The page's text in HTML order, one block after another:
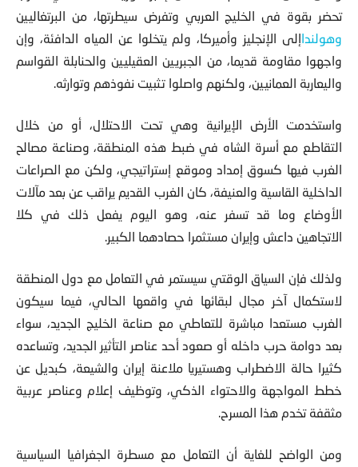
تحضر بقوة في الخليج العربي وتفرض سيطرتها، من البرتغاليين
وهولنداإلى الإنجليز وأميركا، ولم يتخلوا عن المياه الدافئة، وإن
واجهوا مقاومة قديما، من الجبريين العقيليين والحنابلة القواسم
واليعاربة العمانيين، ولكنهم واصلوا تثبيت نفوذهم وتوارثه.
واستخدمت الأرض الإيرانية وهي تحت الاحتلال، أو من خلال
التقاطع مع أسرة الشاه في ضبط هذه المنطقة، وصناعة مصالح
الغرب فيها كسوق إمداد وموقع إستراتيجي، ولكن مع الصراعات
الداخلية القاسية والعنيفة، كان الغرب القديم يراقب عن بعد مآلات
الأوضاع وما قد تسفر عنه، وهو اليوم يفعل ذلك في كلا
الاتجاهين داعش وإيران مستثمرا حصادهما الكبير.
ولذلك فإن السياق الوقتي سيستمر في التعامل مع دول المنطقة
لاستكمال آخر مجال لبقائها في واقعها الحالي، فيما سيكون
الغرب مستعدا مباشرة للتعاطي مع صناعة الخليج الجديد، سواء
بعد دوامة حرب داخله أو صعود أحد عناصر التأثير الجديد، وتساعده
كثيرا حالة الاضطراب وهستيريا ملاعنة إيران والشيعة، كبديل عن
خطط المواجهة والاحتواء الذكي، وتوظيف إعلام وعناصر عربية
مثقفة تخدم هذا المسرح.
ومن الواضح للغاية أن التعامل مع مسطرة الجغرافيا السياسية